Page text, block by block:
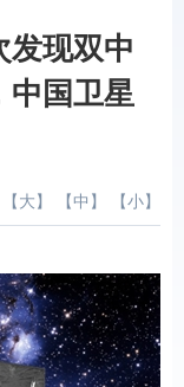
发现双中
中国卫星
【 大 】 【 中 】 【 小 】